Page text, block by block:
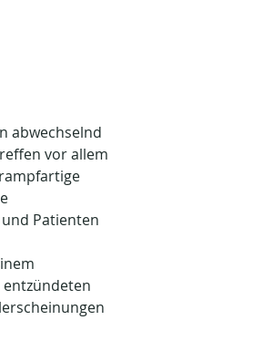
abwechselnd
vor allem
Patienten